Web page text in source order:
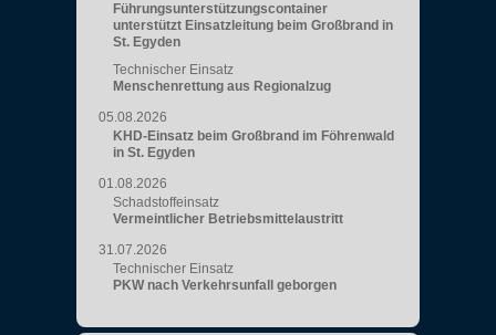
Führungsunterstützungscontainer
unterstützt Einsatzleitung beim Großbrand in
St. Egyden
Technischer Einsatz
Menschenrettung aus Regionalzug
05.08.2026
KHD-Einsatz beim Großbrand im Föhrenwald
in St. Egyden
01.08.2026
Schadstoffeinsatz
Vermeintlicher Betriebsmittelaustritt
31.07.2026
Technischer Einsatz
PKW nach Verkehrsunfall geborgen